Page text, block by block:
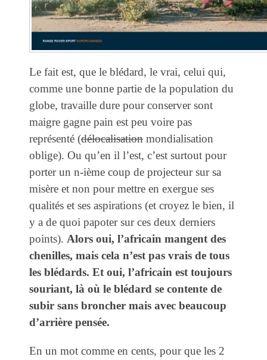
Le fait est, que le blédard, le vrai, celui qui,
comme une bonne partie de la population du
globe, travaille dure pour conserver sont
maigre gagne pain est peu voire pas
représenté (délocalisation mondialisation
oblige). Ou qu’en il l’est, c’est surtout pour
porter un n-ième coup de projecteur sur sa
misère et non pour mettre en exergue ses
qualités et ses aspirations (et croyez le bien, il
y a de quoi papoter sur ces deux derniers
points). Alors oui, l’africain mangent des
chenilles, mais cela n’est pas vrais de tous
les blédards. Et oui, l’africain est toujours
souriant, là où le blédard se contente de
subir sans broncher mais avec beaucoup
d’arrière pensée.
En un mot comme en cents, pour que les 2